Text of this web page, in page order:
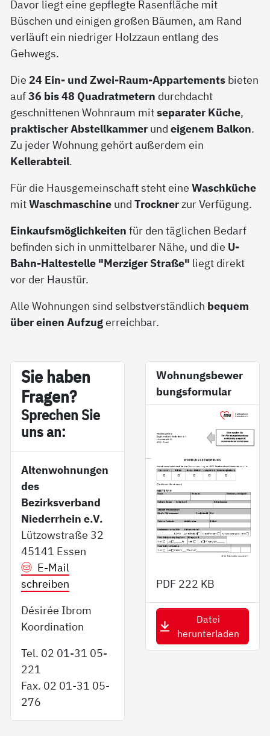
Die 24 Ein- und Zwei-Raum-Appartements bieten
auf36 bis 48 Quadratmetern durchdacht
geschnittenen Wohnraum mitseparater Küche,
praktischer Abstellkammer undeigenem Balkon.
Zu jeder Wohnung gehört außerdem ein
Kellerabteil.
Für die Hausgemeinschaft steht eineWaschküche
mitWaschmaschine undTrocknerzur Verfügung.
Einkaufsmöglichkeiten für den täglichen Bedarf
befinden sich in unmittelbarer Nähe, und die U-
Bahn-Haltestelle "Merziger Straße" liegt direkt
vor der Haustür.
Alle Wohnungen sind selbstverständlich bequem
über einen Aufzugerreichbar.
Sie ha­ben
Fra­gen?
Sp­re­chen Sie
uns an:
Altenwohnungen
des
Bezirksverband
Niederrhein e.V.
Lützowstraße 32
45141 Essen
E-Mail
schreiben
Désirée Ibrom
Koordination
Tel. 02 01-31 05-
221
Fax. 02 01-31 05-
276
Wohnungsbewer
bungsformular
PDF 222 KB
Datei
herunterladen